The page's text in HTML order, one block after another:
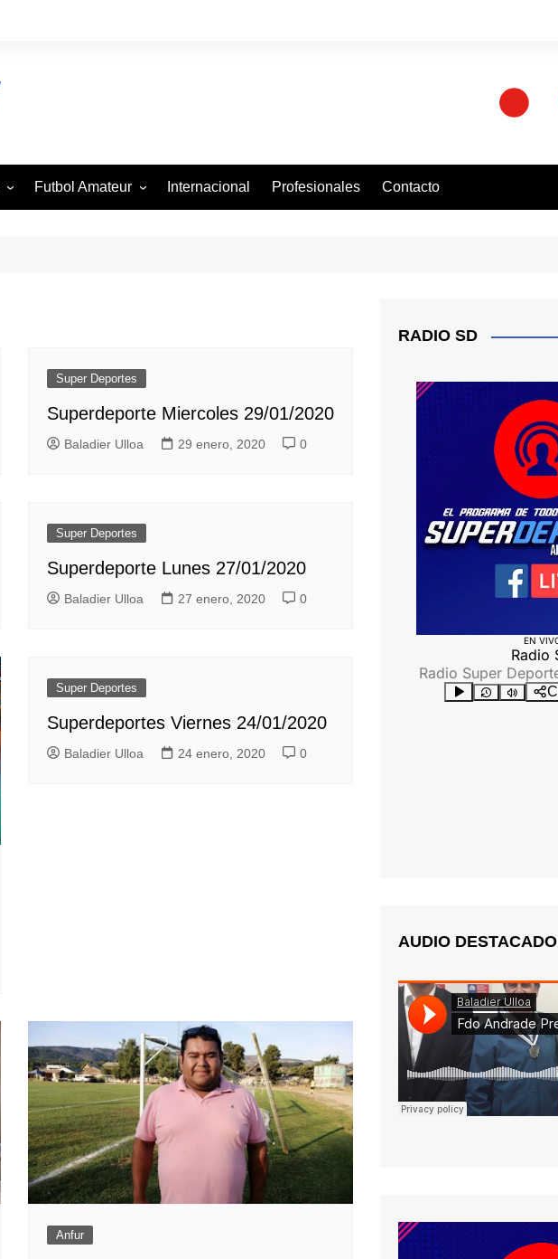
Futbol Amateur
Viejos Cracks
Villa San Agustin
Internacional Profesionales Contacto
Super Deportes
Superdeporte Miercoles 29/01/2020
Baladier Ulloa 29 enero, 2020 0
Super Deportes
Superdeporte Lunes 27/01/2020
Baladier Ulloa 27 enero, 2020 0
Super Deportes
Superdeportes Viernes 24/01/2020
Baladier Ulloa 24 enero, 2020 0
Anfur
RADIO SD
AUDIO DESTACADO